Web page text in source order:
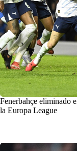
Fenerbahçe eliminado
la Europa League